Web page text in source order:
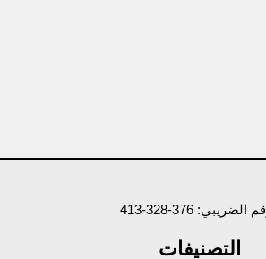
الضريبي: 376-328-413
التصنيفات